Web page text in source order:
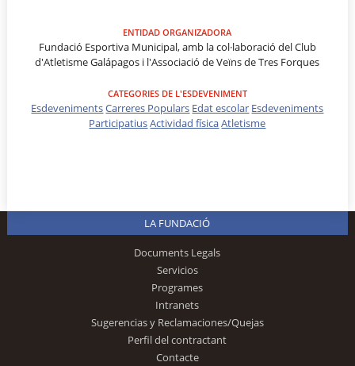
ENTIDAD ORGANIZADORA
Fundació Esportiva Municipal, amb la col·laboració del Club
d'Atletisme Galápagos i l'Associació de Veïns de Tres Forques
CATEGORIES DE L'ESDEVENIMENT
EsdevenimentsCarreres Populars Edat escolar Esdeveniments
ParticipatiusActividad físicaAtletisme
LA FUNDACIÓ
Documents Legals
Servicios
Programes
Intranets
Sugerencias y Reclamaciones/Quejas
Perfil del contractant
Contacte